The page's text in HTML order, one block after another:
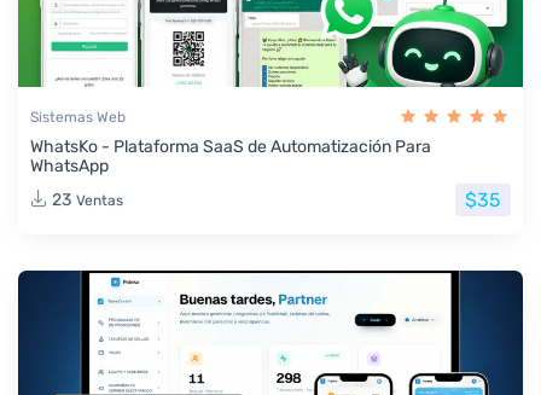
Sistemas Web
WhatsKo - Plataforma SaaS de Automatización Para
WhatsApp
23 Ventas $35